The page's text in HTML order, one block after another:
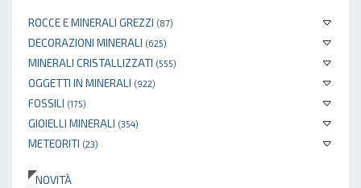
ROCCE E MINERALI GREZZI (87)
DECORAZIONI MINERALI (625)
MINERALI CRISTALLIZZATI (555)
OGGETTI IN MINERALI (922)
FOSSILI (175)
GIOIELLI MINERALI (354)
METEORITI (23)
NOVITÀ